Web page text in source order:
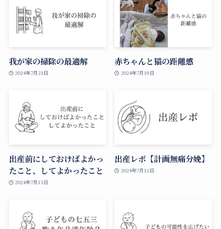
我が家の掃除の最適解
2024年7月21日
赤ちゃんと猫の距離感
2024年7月19日
出産前にしておけばよかっ
たこと、してよかったこと
2024年7月13日
出産レポ【計画無痛分娩】
2024年7月12日